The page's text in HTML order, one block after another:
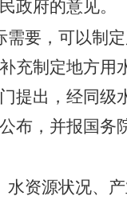
政府的意见。
要，可以制
充制定地方用
提出，经同级
布，并报国务
资源状况、